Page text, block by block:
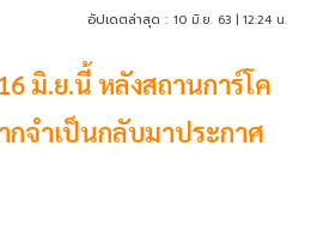
อัปเดตล่าสุด : 10 มิ.ย. 63 | 12:24 น.
มิ.ย.นี้ หลังสถานการ์โค
จำเป็นกลับมาประกาศ